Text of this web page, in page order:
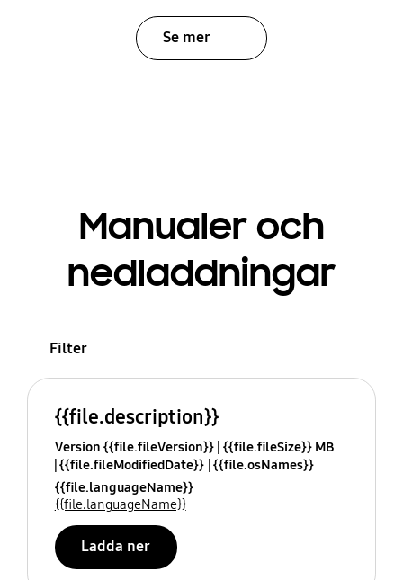
Se mer
Manualer och
nedladdningar
Filter
{{file.description}}
Version {{file.fileVersion}} {{file.fileSize}} MB
{{file.fileModifiedDate}} {{file.osNames}}
{{file.languageName}}
{{file.languageName}}
Ladda ner